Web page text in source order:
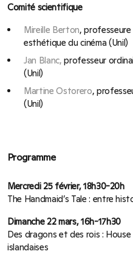
Comité scientifique
Mireille Berton, professeure
esthétique du cinéma (Unil)
Jan Blanc, professeur
(Unil)
Martine Ostorero,
(Unil)
Programme
Mercredi 25 février, 18h30-20h
The Handmaid’s Tale : entre
Dimanche 22 mars, 16h-17h30
Des dragons et des rois :
islandaises